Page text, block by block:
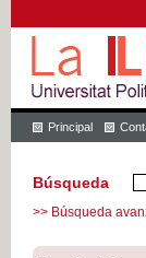
Principal
Búsqueda
>> Búsqueda